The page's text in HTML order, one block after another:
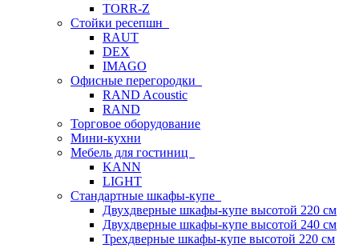
TORR-Z
Стойки ресепшн
RAUT
DEX
IMAGO
Офисные перегородки
RAND Acoustic
RAND
Торговое оборудование
Мини-кухни
Мебель для гостиниц
KANN
LIGHT
Стандартные шкафы-купе
Двухдверные шкафы-купе высотой 220 см
Двухдверные шкафы-купе высотой 240 см
Трехдверные шкафы-купе высотой 220 см